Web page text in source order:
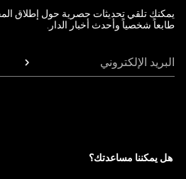
يمكنك تلقي تحديثات حصرية حول إطلاق
طابعاً شخصياً وأحدث أخبار الدار.
البريد الإلكتروني
هل يمكننا مساعدتك؟